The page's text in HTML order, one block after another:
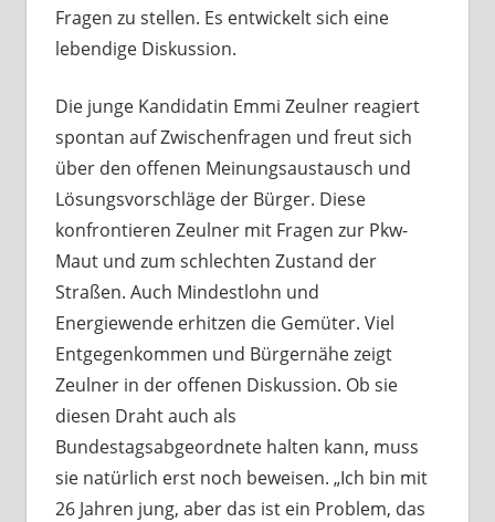
Fragen zu stellen. Es entwickelt sich eine
lebendige Diskussion.
Die junge Kandidatin Emmi Zeulner reagiert
spontan auf Zwischenfragen und freut sich
über den offenen Meinungsaustausch und
Lösungsvorschläge der Bürger. Diese
konfrontieren Zeulner mit Fragen zur Pkw-
Maut und zum schlechten Zustand der
Straßen. Auch Mindestlohn und
Energiewende erhitzen die Gemüter. Viel
Entgegenkommen und Bürgernähe zeigt
Zeulner in der offenen Diskussion. Ob sie
diesen Draht auch als
Bundestagsabgeordnete halten kann, muss
sie natürlich erst noch beweisen. „Ich bin mit
26 Jahren jung, aber das ist ein Problem, das